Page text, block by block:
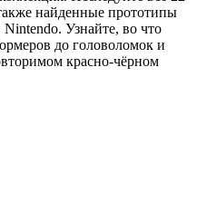
найденные прототипы
Узнайте, во что
до головоломок и
красно-чёрном